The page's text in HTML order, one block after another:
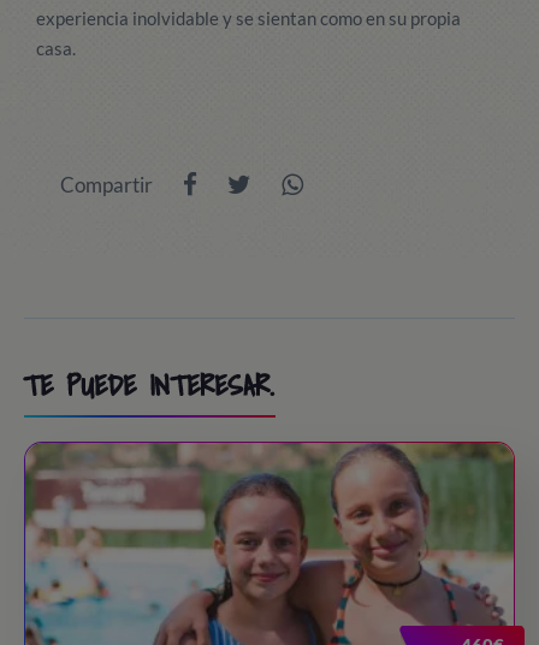
experiencia inolvidable y se sientan como en su propia
casa.
Compartir
TE PUEDE INTERESAR.